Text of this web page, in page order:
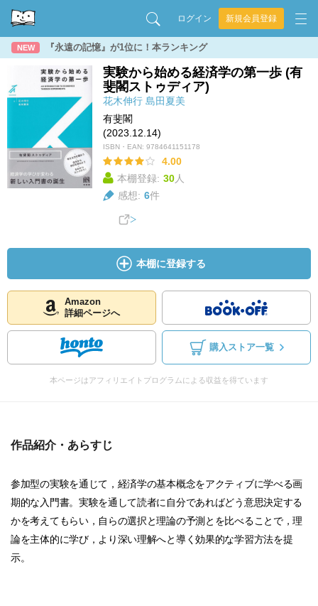
ログイン 新規会員登録
NEW 『永遠の記憶』が1位に！本ランキング
実験から始める経済学の第一歩 (有
斐閣ストゥディア)
花木伸行 島田夏美
有斐閣
(2023.12.14)
ISBN・EAN: 9784641151178
4.00
本棚登録: 30人
感想: 6件
本棚に登録する
Amazon
詳細ページへ
購入ストア一覧
本ページはアフィリエイトプログラムによる収益を得ています
作品紹介・あらすじ
参加型の実験を通じて，経済学の基本概念をアクティブに学べる画
期的な入門書。実験を通して読者に自分であればどう意思決定する
かを考えてもらい，自らの選択と理論の予測とを比べることで，理
論を主体的に学び，より深い理解へと導く効果的な学習方法を提
示。